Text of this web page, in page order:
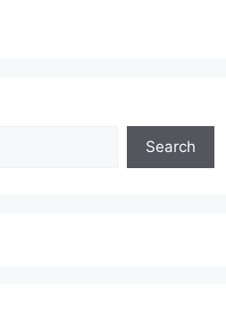
Search